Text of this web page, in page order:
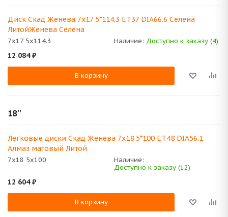
Диск Скад Женева 7x17 5*114.3 ET37 DIA66.6 Селена
ЛитойЖенева Селена
7x17 5x114.3 Наличие: Доступно к заказу (4)
12 084₽
В корзину
18''
Легковые диски Скад Женева 7x18 5*100 ET48 DIA56.1
Алмаз матовый Литой
7x18 5x100
Наличие:
Доступно к заказу (12)
12 604₽
В корзину